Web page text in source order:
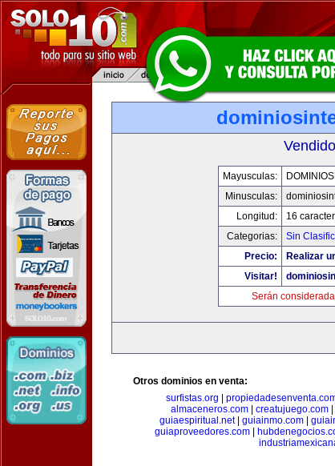
Mayusculas:
Minusculas:
Longitud:
16
Categorias:
Sin
Precio:
Realizar
Visitar!
Serán
Otros dominios en venta:
surfistas.org
almaceneros.com
creatujuego.com
guiaespiritual.net| guiainmo.com
guiaproveedores.com